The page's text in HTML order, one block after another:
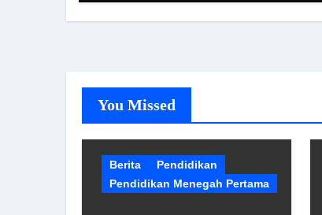
You Missed
Berita
Pendidikan
Pendidikan Menegah Pertama